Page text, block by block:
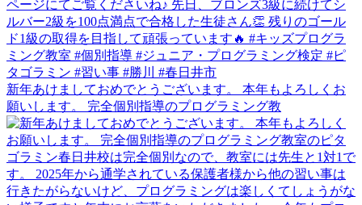
新年あけましておめでとうございます。 本年もよろしくお
願いします。 完全個別指導のプログラミング教